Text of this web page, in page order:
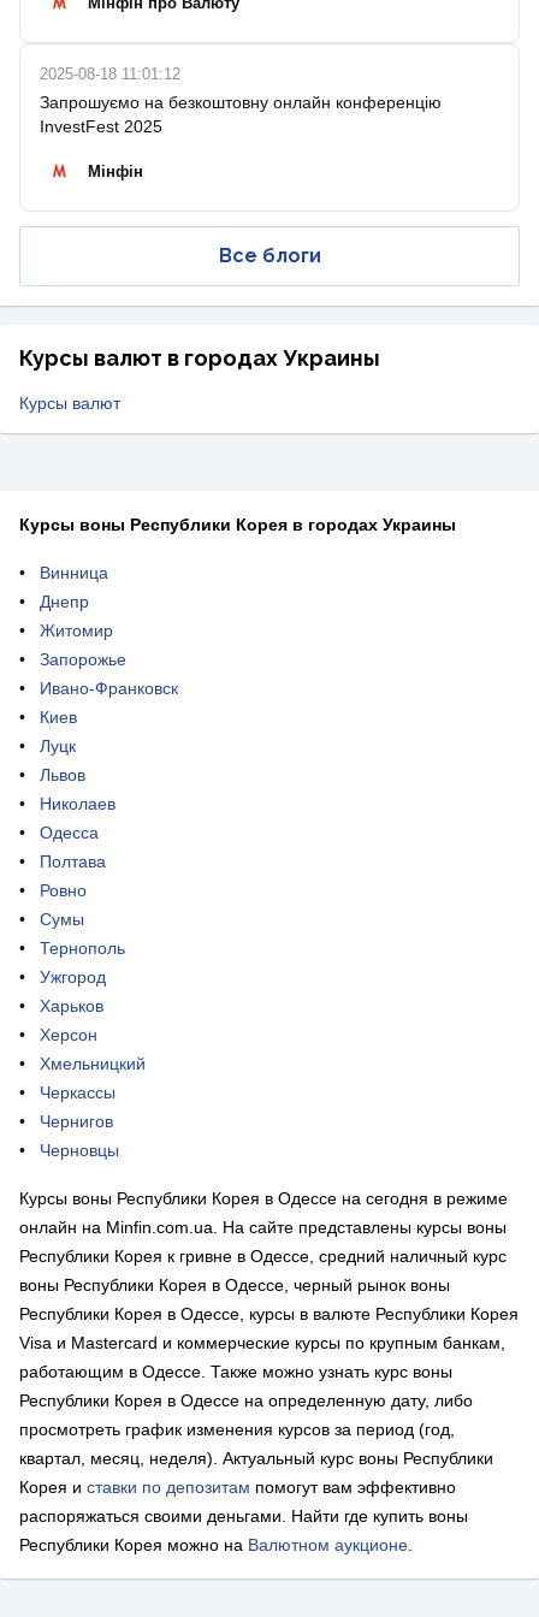
2025-08-18 11:01:12
Запрошуємо на безкоштовну онлайн конференцію
InvestFest 2025
Мінфін
Все блоги
Курсы валют в городах Украины
Курсы валют
Курсы воны Республики Корея в городах Украины
Винница
Днепр
Житомир
Запорожье
Ивано-Франковск
Киев
Луцк
Львов
Николаев
Одесса
Полтава
Ровно
Сумы
Тернополь
Ужгород
Харьков
Херсон
Хмельницкий
Черкассы
Чернигов
Черновцы
Курсы воны Республики Корея в Одессе на сегодня в режиме
онлайн на Minfin.com.ua. На сайте представлены курсы воны
Республики Корея к гривне в Одессе, средний наличный курс
воны Республики Корея в Одессе, черный рынок воны
Республики Корея в Одессе, курсы в валюте Республики Корея
Visa и Mastercard и коммерческие курсы по крупным банкам,
работающим в Одессе. Также можно узнать курс воны
Республики Корея в Одессе на определенную дату, либо
просмотреть график изменения курсов за период (год,
квартал, месяц, неделя). Актуальный курс воны Республики
Корея и ставки по депозитам помогут вам эффективно
распоряжаться своими деньгами. Найти где купить воны
Республики Корея можно на Валютном аукционе